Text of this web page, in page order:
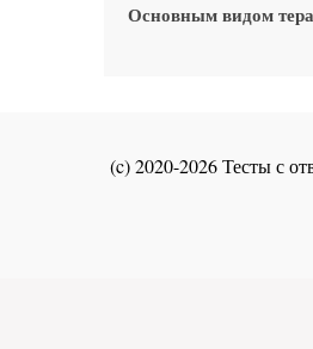
Основным видом
(c) 2020-2026 Тесты с